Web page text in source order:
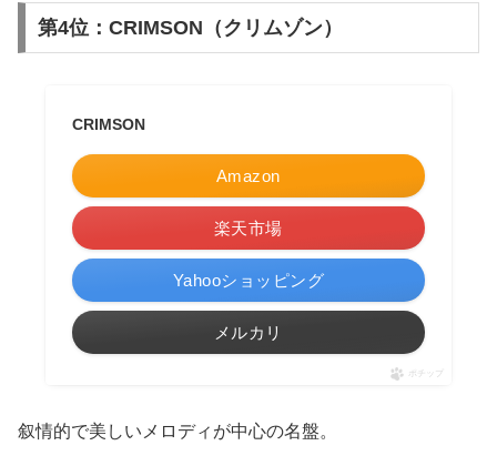
第4位：CRIMSON（クリムゾン）
CRIMSON
Amazon
楽天市場
Yahooショッピング
メルカリ
ポチップ
叙情的で美しいメロディが中心の名盤。